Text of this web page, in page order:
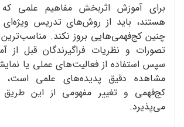
برای آموزش اثربخش مفاهیم علمی که
هستند، باید از روش‌های تدریس ویژه‌ای
چنین کج‌فهمی‌هایی بروز نکند.
تصورات و نظریات فراگیرندگان قبل از
سپس استفاده از فعالیت‌های عملی یا
مشاهده دقیق پدیده‌های علمی است،
کج‌فهمی و تغییر مفهومی از این طریق
می‌پذیرد.